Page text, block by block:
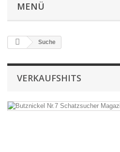
MENÜ
Suche
VERKAUFSHITS